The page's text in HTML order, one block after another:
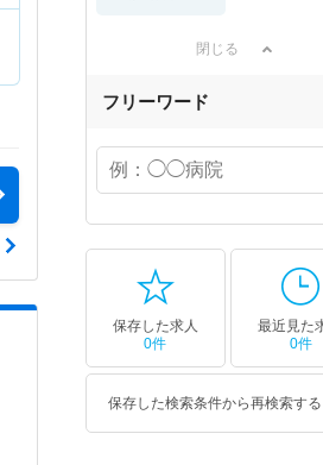
閉じる
フリーワード
保存した求人
0件
最近見た
0件
保存した検索条件から再検索する